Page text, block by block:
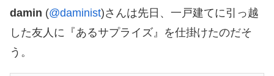
damin (@daminist)さんは先日、一戸建てに引っ越
した友人に『あるサプライズ』を仕掛けたのだそ
う。